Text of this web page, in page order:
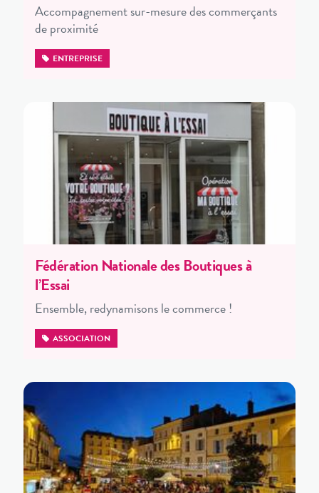
Accompagnement sur-mesure des commerçants
de proximité
ENTREPRISE
Fédération Nationale des Boutiques à
l’Essai
Ensemble, redynamisons le commerce !
ASSOCIATION